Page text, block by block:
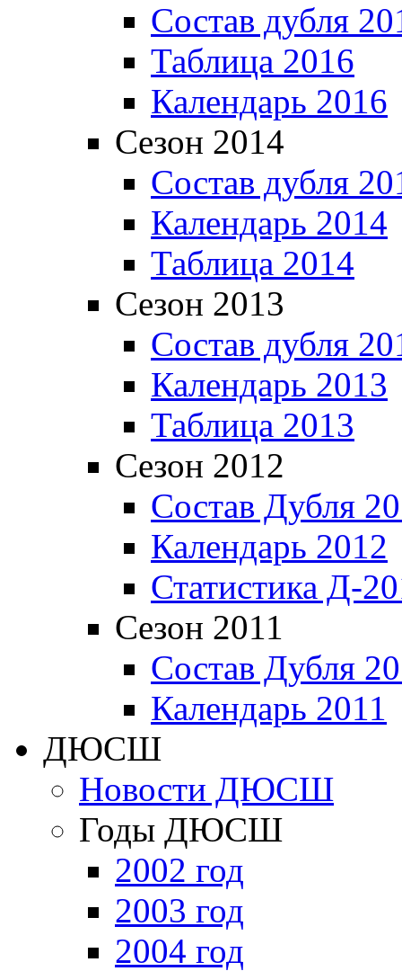
Состав дубля
Таблица 2016
Календарь 2016
Сезон 2014
Состав дубля
Календарь 2014
Таблица 2014
Сезон 2013
Состав дубля
Календарь 2013
Таблица 2013
Сезон 2012
Состав Дубля
Календарь 2012
Статистика Д-
Сезон 2011
Состав Дубля
Календарь 2011
ДЮСШ
Новости ДЮСШ
Годы ДЮСШ
2002 год
2003 год
2004 год